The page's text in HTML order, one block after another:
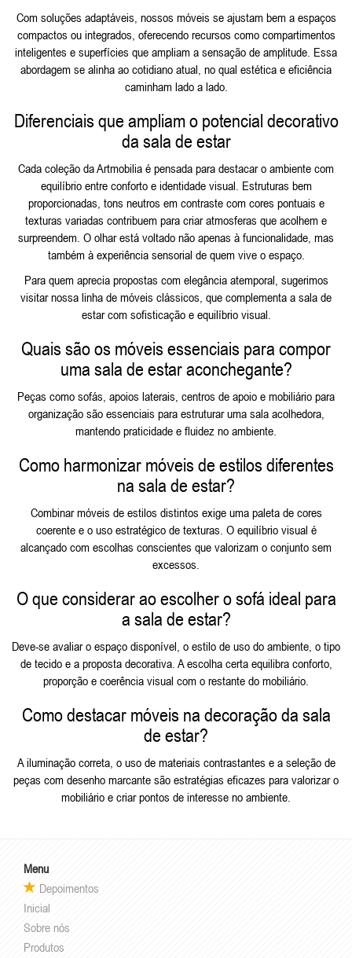
Com soluções adaptáveis, nossos móveis se ajustam bem a espaços
compactos ou integrados, oferecendo recursos como compartimentos
inteligentes e superfícies que ampliam a sensação de amplitude. Essa
abordagem se alinha ao cotidiano atual, no qual estética e eficiência
caminham lado a lado.
Diferenciais que ampliam o potencial decorativo
da sala de estar
Cada coleção da Artmobilia é pensada para destacar o ambiente com
equilíbrio entre conforto e identidade visual. Estruturas bem
proporcionadas, tons neutros em contraste com cores pontuais e
texturas variadas contribuem para criar atmosferas que acolhem e
surpreendem. O olhar está voltado não apenas à funcionalidade, mas
também à experiência sensorial de quem vive o espaço.
Para quem aprecia propostas com elegância atemporal, sugerimos
visitar nossa linha de móveis clássicos , que complementa a sala de
estar com sofisticação e equilíbrio visual.
Quais são os móveis essenciais para compor
uma sala de estar aconchegante?
Peças como sofás, apoios laterais, centros de apoio e mobiliário para
organização são essenciais para estruturar uma sala acolhedora,
mantendo praticidade e fluidez no ambiente.
Como harmonizar móveis de estilos diferentes
na sala de estar?
Combinar móveis de estilos distintos exige uma paleta de cores
coerente e o uso estratégico de texturas. O equilíbrio visual é
alcançado com escolhas conscientes que valorizam o conjunto sem
excessos.
O que considerar ao escolher o sofá ideal para
a sala de estar?
Deve-se avaliar o espaço disponível, o estilo de uso do ambiente, o tipo
de tecido e a proposta decorativa. A escolha certa equilibra conforto,
proporção e coerência visual com o restante do mobiliário.
Como destacar móveis na decoração da sala
de estar?
A iluminação correta, o uso de materiais contrastantes e a seleção de
peças com desenho marcante são estratégias eficazes para valorizar o
mobiliário e criar pontos de interesse no ambiente.
Menu
Depoimentos
Inicial
Sobre nós
Produtos